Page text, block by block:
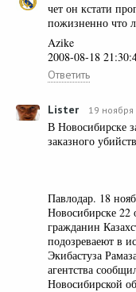
чет он кстати
пожизненно что
Azike
2008-08-18
Ответить
Lister 19
В Новосибирске
заказного
Павлодар. 18
Новосибирске 22
гражданин
подозреваеют в
Экибастуза
агентства
Новосибирской